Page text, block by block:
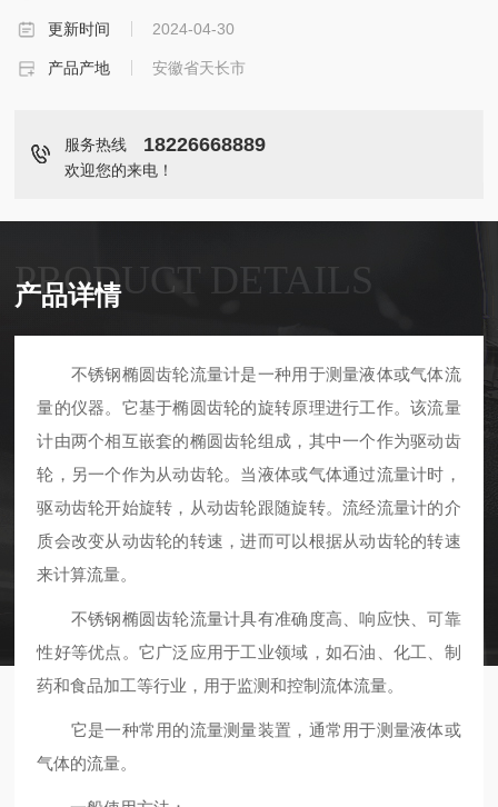
更新时间 2024-04-30
产品产地 安徽省天长市
服务热线 18226668889
欢迎您的来电！
PRODUCT DETAILS
产品详情
不锈钢椭圆齿轮流量计是一种用于测量液体或气体流
量的仪器。它基于椭圆齿轮的旋转原理进行工作。该流量
计由两个相互嵌套的椭圆齿轮组成，其中一个作为驱动齿
轮，另一个作为从动齿轮。当液体或气体通过流量计时，
驱动齿轮开始旋转，从动齿轮跟随旋转。流经流量计的介
质会改变从动齿轮的转速，进而可以根据从动齿轮的转速
来计算流量。
不锈钢椭圆齿轮流量计具有准确度高、响应快、可靠
性好等优点。它广泛应用于工业领域，如石油、化工、制
药和食品加工等行业，用于监测和控制流体流量。
它是一种常用的流量测量装置，通常用于测量液体或
气体的流量。